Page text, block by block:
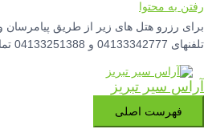
رفتن به محتوا
برای رزرو هتل های زیر از طریق
تلفنهای 04133342777 و 04133251388 تماس بگیرید.
آراس سیر تبریز
فهرست اصلی